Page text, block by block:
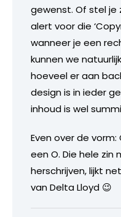
gewenst. Of stel je
alert voor die
wanneer je een
kunnen we
hoeveel er aan
design is in ieder
inhoud is wel
Even over de
een O. Die hele zin
herschrijven, lijkt
van Delta Lloyd 😉